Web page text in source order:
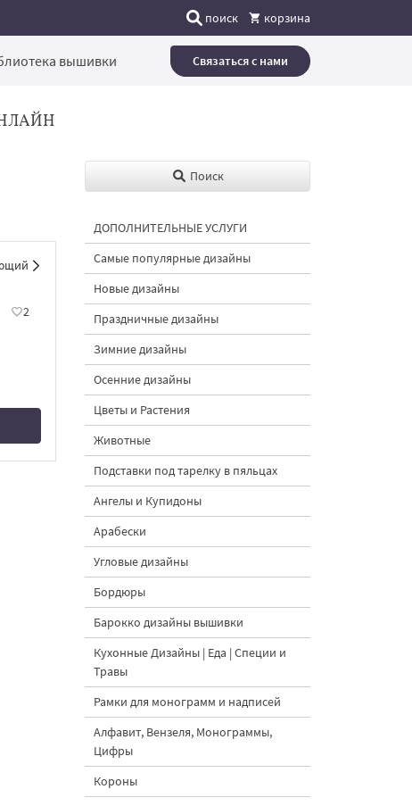
поиск корзина
вышивки Связаться с нами
2
Поиск
ДОПОЛНИТЕЛЬНЫЕ УСЛУГИ
Самые популярные дизайны
Новые дизайны
Праздничные дизайны
Зимние дизайны
Осенние дизайны
Цветы и Растения
Животные
Подставки под тарелку в пяльцах
Ангелы и Купидоны
Арабески
Угловые дизайны
Бордюры
Барокко дизайны вышивки
Кухонные Дизайны | Еда | Специи и
Травы
Рамки для монограмм и надписей
Алфавит, Вензеля, Монограммы,
Цифры
Короны